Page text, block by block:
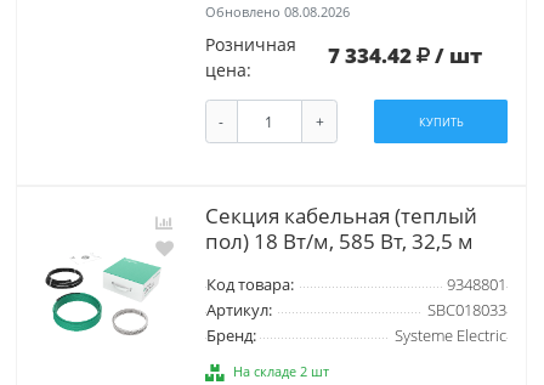
Обновлено 08.08.2026
Розничная
цена:
7 334.42 / шт
- + КУПИТЬ
Секция кабельная (теплый
пол) 18 Вт/м, 585 Вт, 32,5 м
Код товара:
9348801
Артикул:
SBC018033
Бренд:
Systeme Electric
На складе 2 шт